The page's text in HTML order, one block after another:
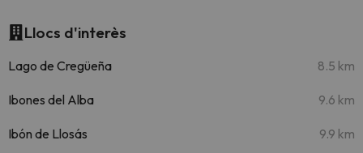
Llocs d'interès
Lago de Cregüeña 8.5 km
Ibones del Alba 9.6 km
Ibón de Llosás 9.9 km